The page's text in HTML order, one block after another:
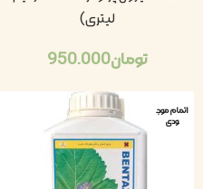
لیتری)
تومان950.000
اتمام موج
ودی